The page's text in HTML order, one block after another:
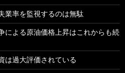
業率を監視するのは無駄
による原油価格上昇はこれからも続
は過大評価されている